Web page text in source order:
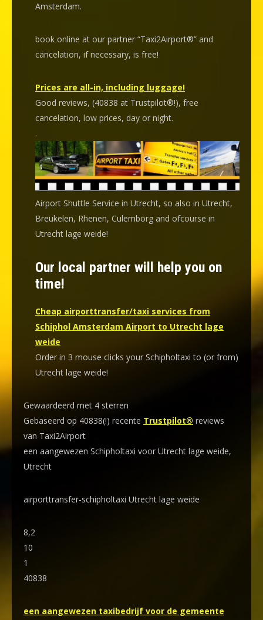
Amsterdam.
book online at our partner “Taxi2Airport®” and
cancelation, if necessary, is free!
Prices are all-in, including luggage!
Good reviews, (40838 at Trustpilot®!), free
cancelation, low prices, day or night.
.
Airport Shuttle Service in Utrecht, so also in Utrecht,
Breukelen, Rhenen, Culemborg and ofcourse in
Utrecht lage weide!
Our local partner will help you on
time!
Cheap airporttransfer/taxi services from
Schiphol Amsterdam Airport to Utrecht lage
weide
Order in 3 mouse clicks your Schipholtaxi to (or from)
Utrecht lage weide!
Gewaardeerd met 4 sterren
Gebaseerd op 40838(!) recente Trustpilot® reviews
van Taxi2Airport
een aangewezen Schipholtaxi voor Utrecht lage weide,
Utrecht
airporttransfer-schipholtaxi Utrecht lage weide
8,2
10
1
40838
een aangewezen taxibedrijf voor de gemeente